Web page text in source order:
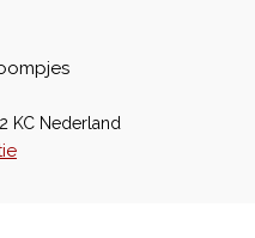
KC Nederland